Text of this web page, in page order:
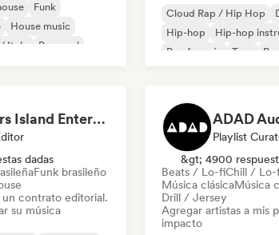
Funk
House music
Italo Pop soul
Cloud Rap / Hip Hop
Hip-hop
Hip-hop
Rap francés
Trap
Dreamers Island Entertainment
dadas
Funk brasileño
contrato editorial.
su música
ADAD
Playlist
&gt; 4900
Beats / Lo-fiChill / Lo-
Música clásicaMúsica
Drill / Jersey
Agregar artistas a mis
impacto